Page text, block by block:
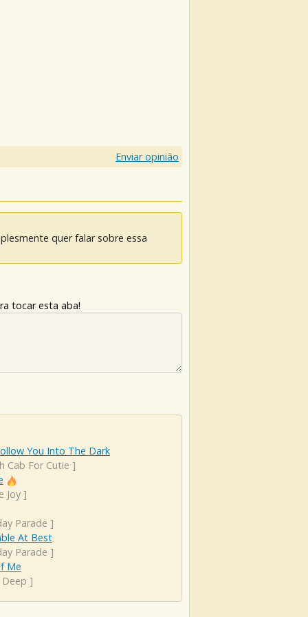
Enviar opinião
quer falar sobre essa
tocar esta aba!
You Into The Dark
Cab For Cutie ]
Joy]
Parade ]
At Best
Parade ]
Me
]